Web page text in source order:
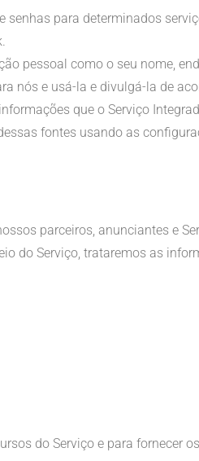
senhas para determinados
pessoal como o seu nome,
nós e usá-la e divulgá-la de
que o Serviço
fontes usando as
parceiros, anunciantes e
do Serviço, trataremos as
do Serviço e para fornecer